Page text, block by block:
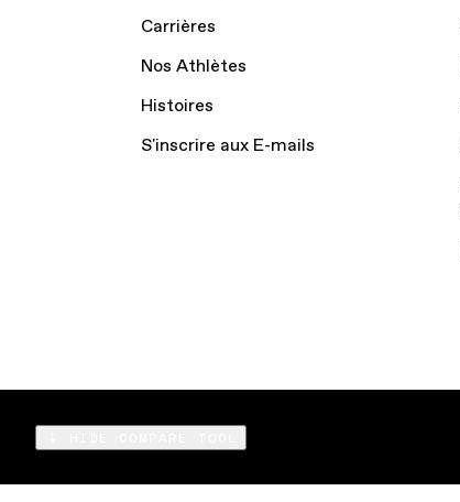
Compare
Products
Carrières
Nos Athlètes
Histoires
S'inscrire aux E-mails